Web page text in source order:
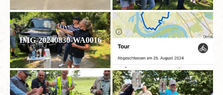
IMG-20240830-WA0016 IMG-20240830-WA0015